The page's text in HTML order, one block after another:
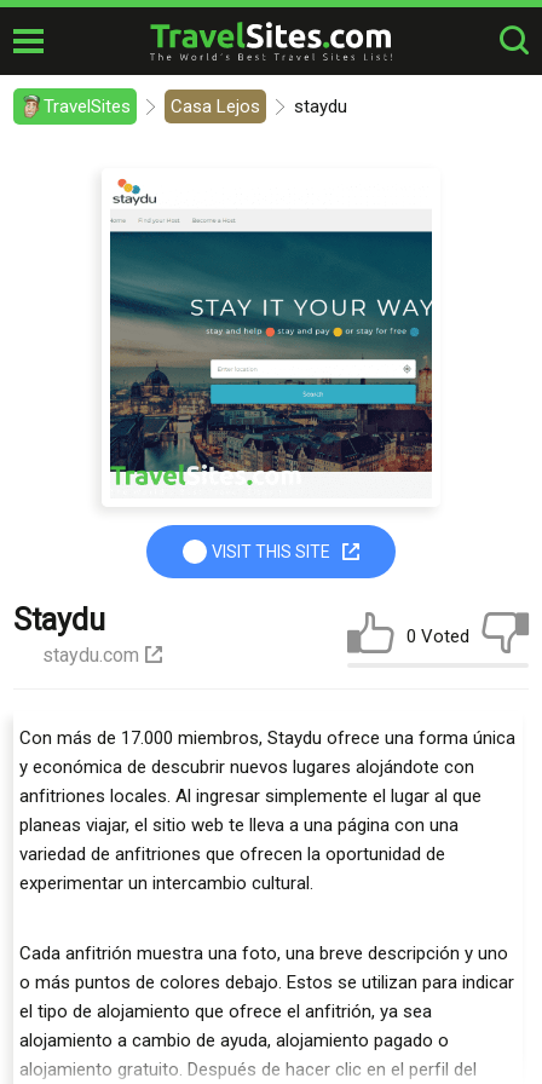
TravelSites Casa Lejos staydu
VISIT THIS SITE
Staydu
staydu.com
0 Voted
Con más de 17.000 miembros, Staydu ofrece una forma única
y económica de descubrir nuevos lugares alojándote con
anfitriones locales. Al ingresar simplemente el lugar al que
planeas viajar, el sitio web te lleva a una página con una
variedad de anfitriones que ofrecen la oportunidad de
experimentar un intercambio cultural.
Cada anfitrión muestra una foto, una breve descripción y uno
o más puntos de colores debajo. Estos se utilizan para indicar
el tipo de alojamiento que ofrece el anfitrión, ya sea
alojamiento a cambio de ayuda, alojamiento pagado o
alojamiento gratuito. Después de hacer clic en el perfil del